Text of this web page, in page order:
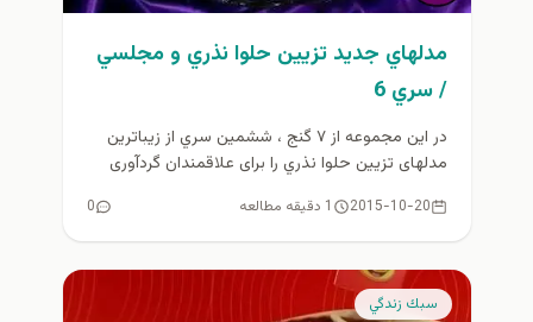
مدلهاي جديد تزيين حلوا نذري و مجلسي
/ سري 6
در این مجموعه از ۷ گنج ، ششمين سري از زیباترین
مدلهای تزیین حلوا نذري را برای علاقمندان گردآوری
2015-10-20 1 دقیقه مطالعه 0
سبك زندگي